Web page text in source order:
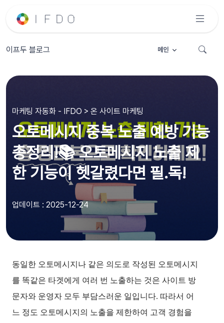
이프두 블로그 메인
마케팅 자동화 - IFDO > 온 사이트 마케팅
오토메시지 중복 노출 예방 기능
총정리!📚 오토메시지 노출 제
한 기능이 헷갈렸다면 필.독!
업데이트 : 2025-12-24
동일한 오토메시지나 같은 의도로 작성된 오토메시지
를 똑같은 타겟에게 여러 번 노출하는 것은 사이트 방
문자와 운영자 모두 부담스러운 일입니다. 따라서 어
느 정도 오토메시지의 노출을 제한하여 고객 경험을